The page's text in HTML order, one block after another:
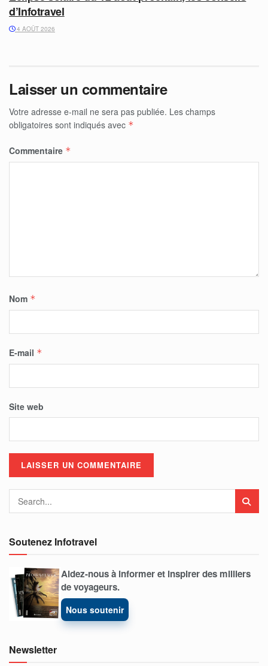
d’Infotravel
4 AOÛT 2026
Laisser un commentaire
Votre adresse e-mail ne sera pas publiée. Les champs
obligatoires sont indiqués avec *
Commentaire *
Nom *
E-mail *
Site web
Soutenez Infotravel
Aidez-nous à informer et inspirer des milliers
de voyageurs.
Nous soutenir
Newsletter